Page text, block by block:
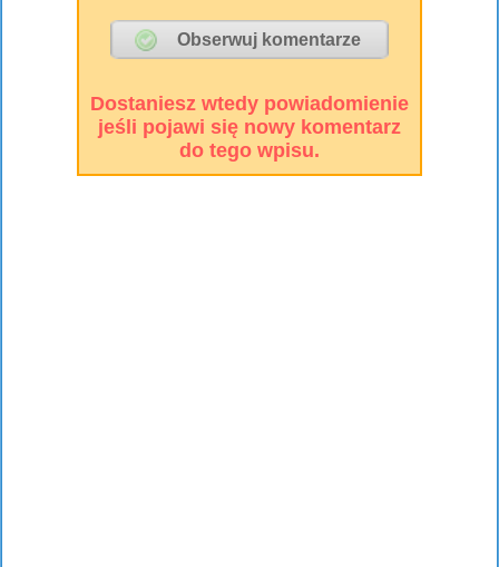
Dostaniesz wtedy powiadomienie
jeśli pojawi się nowy komentarz
do tego wpisu.